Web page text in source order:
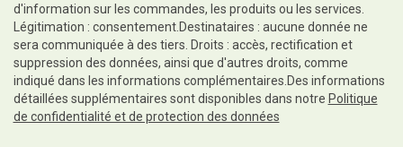
d'information sur les commandes, les produits ou les services.
Légitimation : consentement.Destinataires : aucune donnée ne
sera communiquée à des tiers. Droits : accès, rectification et
suppression des données, ainsi que d'autres droits, comme
indiqué dans les informations complémentaires.Des informations
détaillées supplémentaires sont disponibles dans notre Politique
de confidentialité et de protection des données